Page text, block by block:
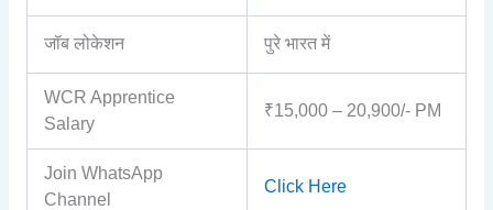
जॉब लोकेशन पुरे भारत में
WCR Apprentice
Salary
₹15,000 – 20,900/- PM
Join WhatsApp
Channel
Click Here